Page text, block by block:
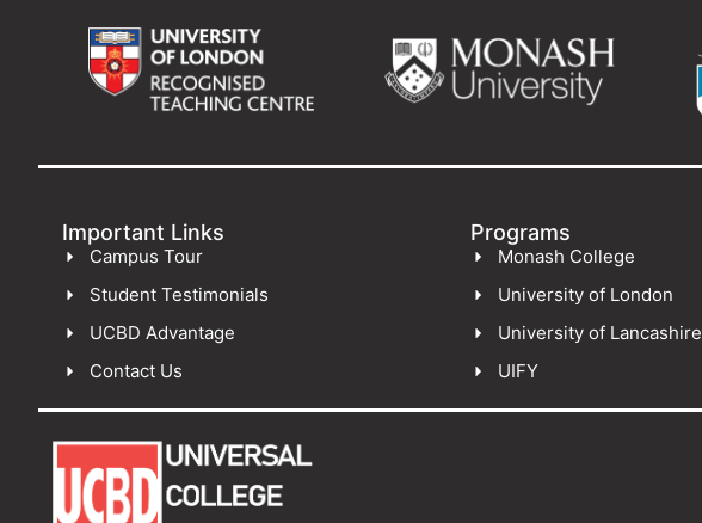
Important Links
Campus Tour
Student Testimonials
UCBD Advantage
Contact Us
Programs
Monash College
University of London
University of Lancashire
UIFY